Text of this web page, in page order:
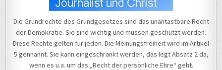
Michael Voß
Die Grundrechte des Grundgesetzes sind das unantastbare Recht
der Demokratie. Sie sind wichtig und müssen geschützt werden.
Diese Rechte gelten für jeden. Die Meinungsfreiheit wird im Artikel
5 gennannt. Sie kann eingeschränkt werden, das legt Absatz 2 da,
wenn es u.a. um das „Recht der persönliche Ehre“ geht.